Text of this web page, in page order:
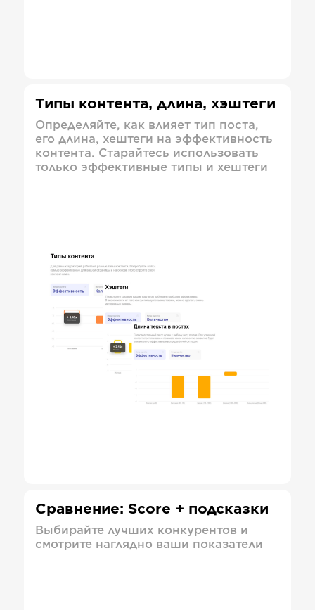
Типы контента, длина, хэштеги
Определяйте, как влияет тип поста,
его длина, хештеги на эффективность
контента. Старайтесь использовать
только эффективные типы и хештеги
Сравнение: Score + подсказки
Выбирайте лучших конкурентов и
смотрите наглядно ваши показатели